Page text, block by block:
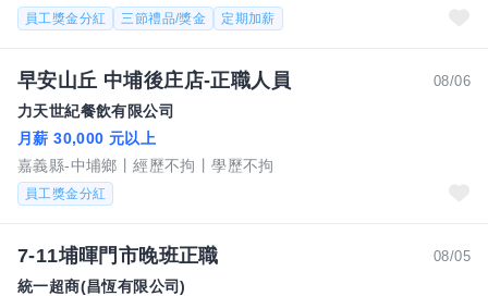
員工獎金分紅 三節禮品/獎金 定期加薪
08/06
早安山丘 中埔後庄店-正職人員
力天世紀餐飲有限公司
月薪 30,000 元以上
嘉義縣-中埔鄉
經歷不拘 學歷不拘
員工獎金分紅
08/05
7-11埔暉門市晚班正職
統一超商(昌恆有限公司)